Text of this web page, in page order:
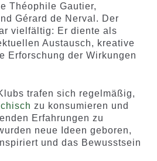
Théophile Gautier,
Gérard de Nerval. Der
vielfältig: Er diente als
Austausch, kreative
Erforschung der Wirkungen
trafen sich regelmäßig,
zu konsumieren und
Erfahrungen zu
neue Ideen geboren,
und das Bewusstsein